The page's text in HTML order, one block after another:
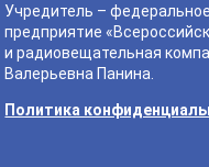
Учредитель –
предприятие
и радиовещательная
Валерьевна Панина.
Политика